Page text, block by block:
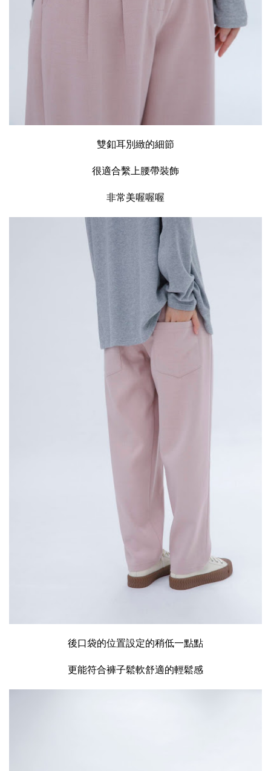
雙釦耳別緻的細節
很適合繫上腰帶裝飾
非常美喔喔喔
後口袋的位置設定的稍低一點點
更能符合褲子鬆軟舒適的輕鬆感